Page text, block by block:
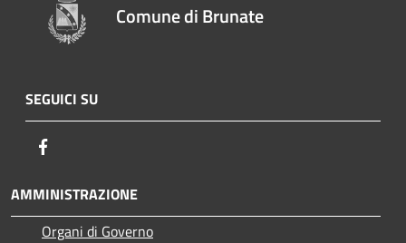
Comune di Brunate
SEGUICI SU
AMMINISTRAZIONE
Organi di Governo